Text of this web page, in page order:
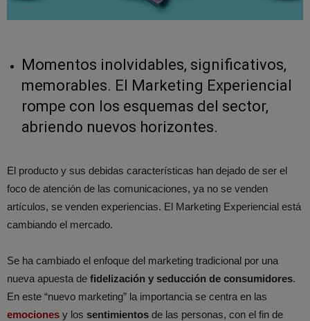
Momentos inolvidables, significativos,
memorables. El Marketing Experiencial
rompe con los esquemas del sector,
abriendo nuevos horizontes.
El producto y sus debidas características han dejado de ser el
foco de atención de las comunicaciones, ya no se venden
artículos, se venden experiencias. El Marketing Experiencial está
cambiando el mercado.
Se ha cambiado el enfoque del marketing tradicional por una
nueva apuesta de fidelización y seducción de consumidores.
En este “nuevo marketing” la importancia se centra en las
emociones y los sentimientos de las personas, con el fin de